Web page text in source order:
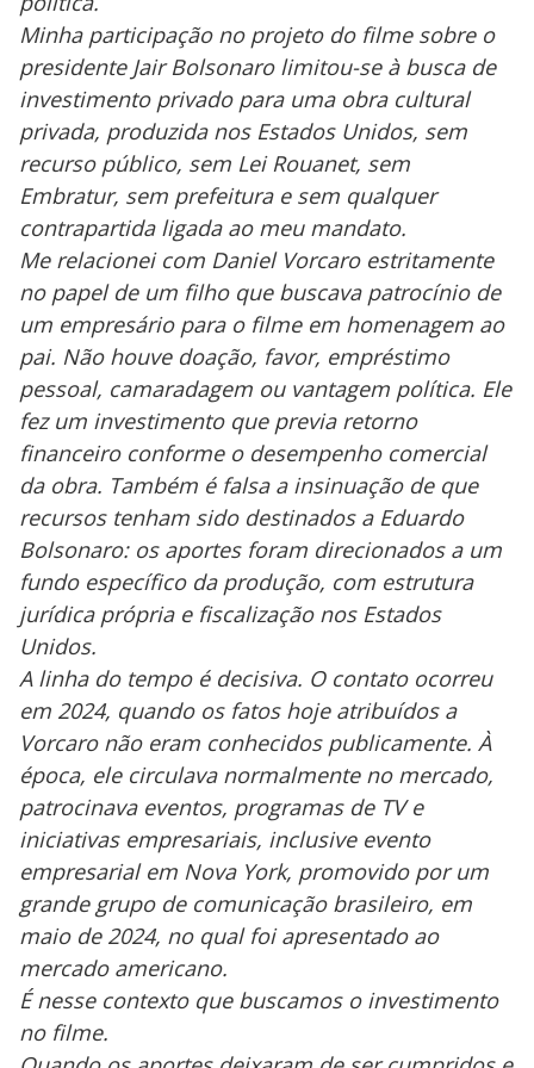
y
V
i
d
e
o
M
d
Minha participação no projeto do filme sobre o
presidente Jair Bolsonaro limitou-se à busca de
investimento privado para uma obra cultural
privada, produzida nos Estados Unidos, sem
recurso público, sem Lei Rouanet, sem
Embratur, sem prefeitura e sem qualquer
contrapartida ligada ao meu mandato.
Me relacionei com Daniel Vorcaro estritamente
no papel de um filho que buscava patrocínio de
um empresário para o filme em homenagem ao
pai. Não houve doação, favor, empréstimo
pessoal, camaradagem ou vantagem política. Ele
fez um investimento que previa retorno
financeiro conforme o desempenho comercial
da obra. Também é falsa a insinuação de que
recursos tenham sido destinados a Eduardo
Bolsonaro: os aportes foram direcionados a um
fundo específico da produção, com estrutura
jurídica própria e fiscalização nos Estados
Unidos.
A linha do tempo é decisiva. O contato ocorreu
em 2024, quando os fatos hoje atribuídos a
Vorcaro não eram conhecidos publicamente. À
época, ele circulava normalmente no mercado,
patrocinava eventos, programas de TV e
iniciativas empresariais, inclusive evento
empresarial em Nova York, promovido por um
grande grupo de comunicação brasileiro, em
maio de 2024, no qual foi apresentado ao
mercado americano.
É nesse contexto que buscamos o investimento
no filme.